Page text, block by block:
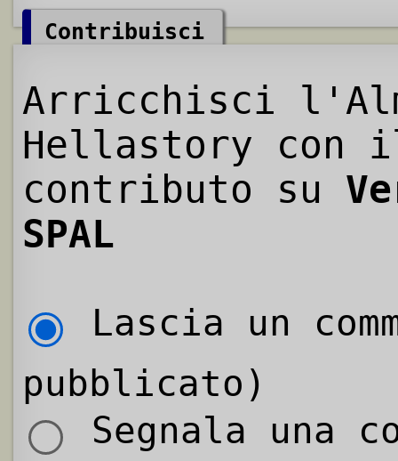
Contribuisci
Arricchisci
Hellastory con
contributo su
SPAL
Lascia un
pubblicato)
Segnala una